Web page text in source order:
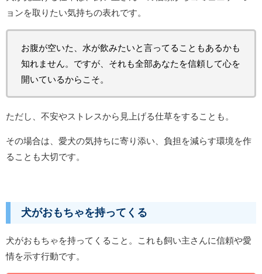
ョンを取りたい気持ちの表れです。
お腹が空いた、水が飲みたいと言ってることもあるかも
知れません。ですが、それも全部あなたを信頼して心を
開いているからこそ。
ただし、不安やストレスから見上げる仕草をすることも。
その場合は、愛犬の気持ちに寄り添い、負担を減らす環境を作
ることも大切です。
犬がおもちゃを持ってくる
犬がおもちゃを持ってくること。これも飼い主さんに信頼や愛
情を示す行動です。